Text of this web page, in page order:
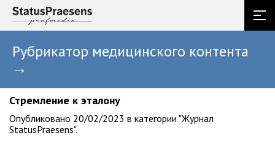
Рубрикатор медицинского контента
→
Стремление к эталону
Опубликовано 20/02/2023 в категории "Журнал
StatusPraesens".